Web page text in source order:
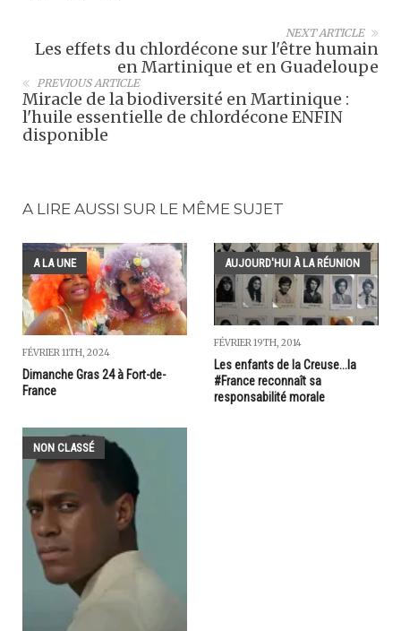
NEXT ARTICLE
Les effets du chlordécone sur l'être humain
en Martinique et en Guadeloupe
PREVIOUS ARTICLE
Miracle de la biodiversité en Martinique :
l'huile essentielle de chlordécone ENFIN
disponible
A LIRE AUSSI SUR LE MÊME SUJET
A LA UNE
FÉVRIER 11TH, 2024
Dimanche Gras 24 à Fort-de-
France
AUJOURD'HUI À LA RÉUNION
FÉVRIER 19TH, 2014
Les enfants de la Creuse...la
#France reconnaît sa
responsabilité morale
NON CLASSÉ